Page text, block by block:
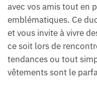
avec vos amis tout en
emblématiques. Ce
et vous invite à vivre
ce soit lors de
tendances ou tout
vêtements sont le